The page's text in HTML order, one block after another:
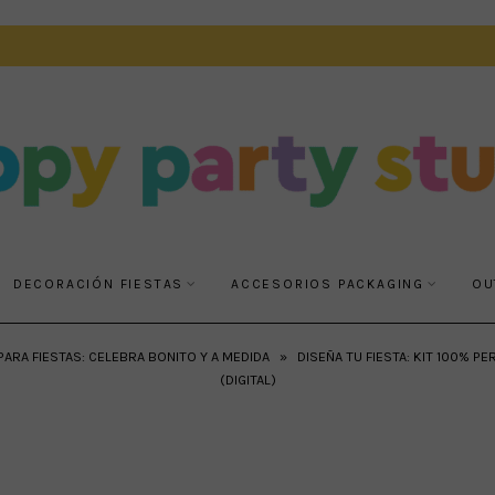
DECORACIÓN FIESTAS ACCESORIOS PACKAGING
FIESTAS: CELEBRA BONITO Y A MEDIDA » DISEÑA TU FIESTA: KIT 100%
(DIGITAL)